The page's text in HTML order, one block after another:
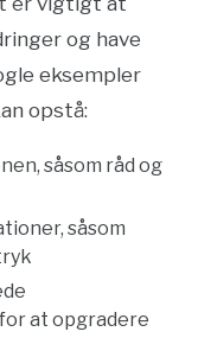
og have
eksempler
opstå:
såsom råd og
såsom
at opgradere